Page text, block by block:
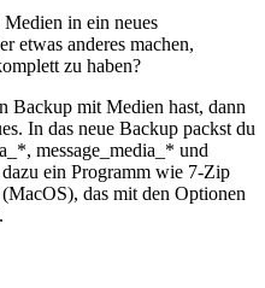
in ein neues
etwas anderes machen,
zu haben?
Backup mit Medien hast, dann
In das neue Backup packst du
message_media_* und
ein Programm wie 7-Zip
das mit den Optionen